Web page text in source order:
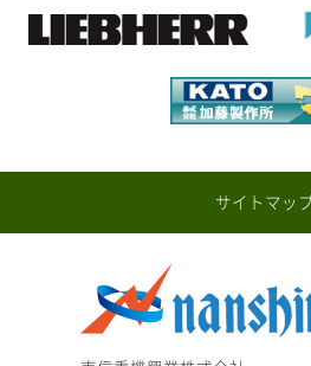
サイトマッ